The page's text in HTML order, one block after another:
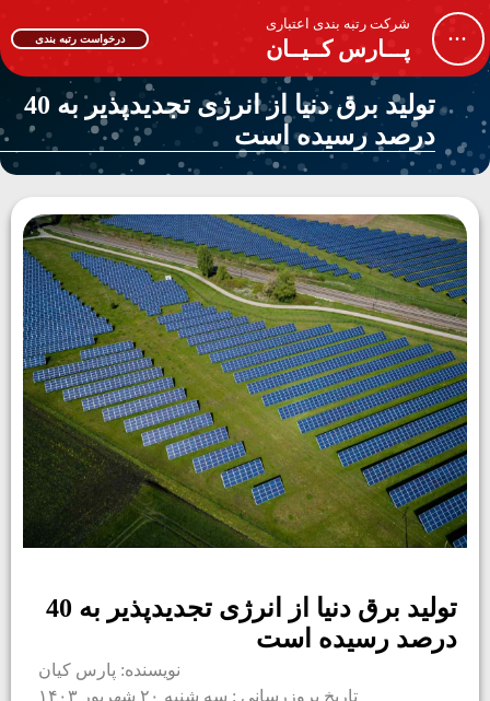
...
شرکت رتبه بندی اعتباری
پـــارس کــیــان درخواست رتبه بندی
تولید برق دنیا از انرژی تجدیدپذیر به 40
درصد رسیده است
تولید برق دنیا از انرژی تجدیدپذیر به 40
درصد رسیده است
نویسنده: پارس کیان
تاریخ بروزرسانی : سه شنبه ۲۰ شهریور ۱۴۰۳